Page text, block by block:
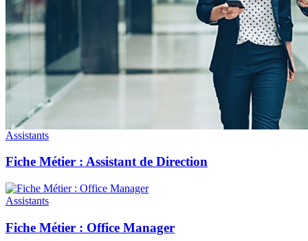
Assistants
Fiche Métier : Assistant de Direction
Assistants
Fiche Métier : Office Manager